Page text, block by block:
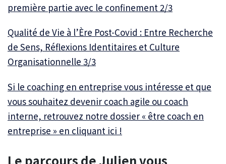
première partie avec le confinement 2/3
Qualité de Vie à l’Ère Post-Covid : Entre Recherche
de Sens, Réflexions Identitaires et Culture
Organisationnelle 3/3
Si le coaching en entreprise vous intéresse et que
vous souhaitez devenir coach agile ou coach
interne, retrouvez notre dossier « être coach en
entreprise » en cliquant ici !
Le parcours de Julien vous